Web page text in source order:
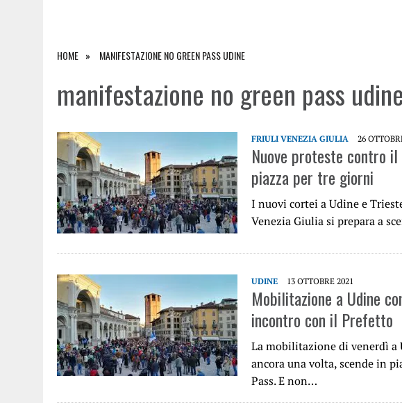
HOME MANIFESTAZIONE NO GREEN PASS UDINE
manifestazione no green pass udine
FRIULI VENEZIA GIULIA 26
Nuove proteste contro il
piazza per tre giorni
I nuovi cortei a Udine e
Venezia Giulia si prepara a
UDINE 13 OTTOBRE 2021
Mobilitazione a Udine
incontro con il Prefetto
La mobilitazione di venerdì a
ancora una volta, scende in
Pass. E non…